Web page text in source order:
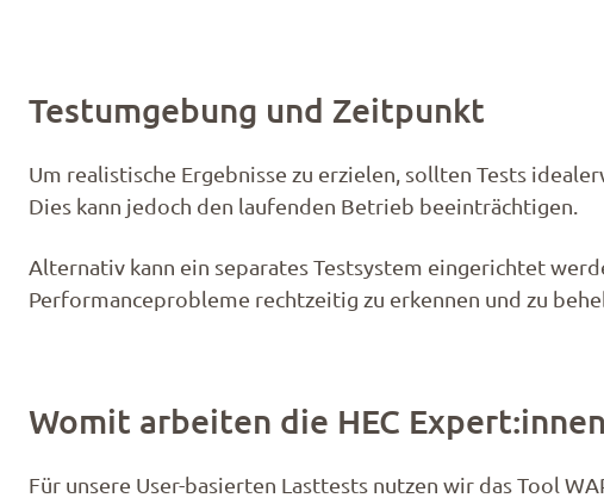
Testumgebung und Zeitpunkt
Um realistische Ergebnisse zu erzielen, sollten Tests
Dies kann jedoch den laufenden Betrieb beeinträchtigen.
Alternativ kann ein separates Testsystem eingerichtet
Performanceprobleme rechtzeitig zu erkennen und zu
Womit arbeiten die HEC
Für unsere User-basierten Lasttests nutzen wir das Tool